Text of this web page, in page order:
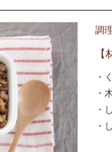
調
【
・
・
・
・